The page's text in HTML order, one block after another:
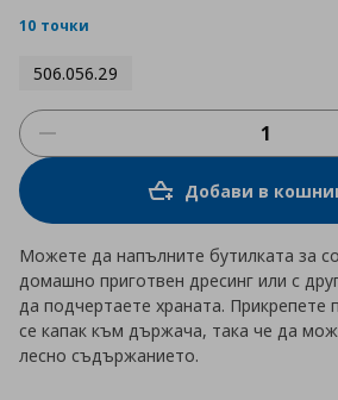
10 точки
506.056.29
Добави в
Можете да напълните бутилката за
домашно приготвен дресинг или с
да подчертаете храната. Прикрепете
се капак към държача, така че да
лесно съдържанието.